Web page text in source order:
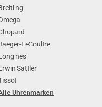
LeCoultre
Sattler
Uhrenmarken